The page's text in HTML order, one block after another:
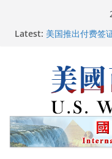
Latest: 广州市沉香协会
美国人
美国最高法院维
人！
中国驻美国大使
再次访华